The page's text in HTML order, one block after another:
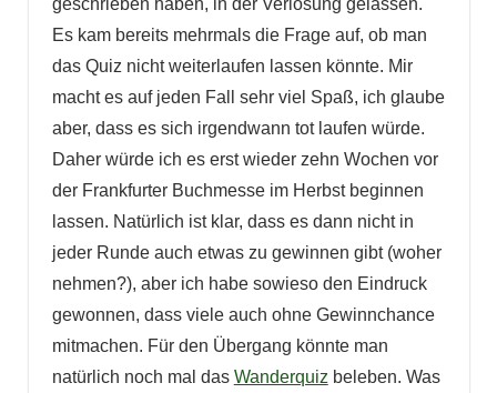
Es kam bereits mehrmals die Frage auf, ob man
das Quiz nicht weiterlaufen lassen könnte. Mir
macht es auf jeden Fall sehr viel Spaß, ich glaube
aber, dass es sich irgendwann tot laufen würde.
Daher würde ich es erst wieder zehn Wochen vor
der Frankfurter Buchmesse im Herbst beginnen
lassen. Natürlich ist klar, dass es dann nicht in
jeder Runde auch etwas zu gewinnen gibt (woher
nehmen?), aber ich habe sowieso den Eindruck
gewonnen, dass viele auch ohne Gewinnchance
mitmachen. Für den Übergang könnte man
natürlich noch mal das Wanderquiz beleben. Was